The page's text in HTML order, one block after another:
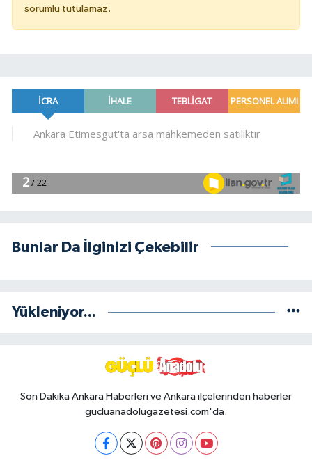
sorumlu tutulamaz.
Bunlar Da İlginizi Çekebilir
Yükleniyor...
Son Dakika Ankara Haberleri ve Ankara ilçelerinden haberler
gucluanadolugazetesi.com'da.